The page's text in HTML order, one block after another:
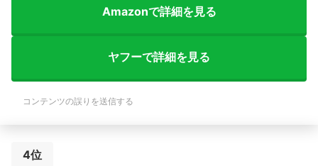
Amazonで詳細を見る
ヤフーで詳細を見る
コンテンツの誤りを送信する
4位